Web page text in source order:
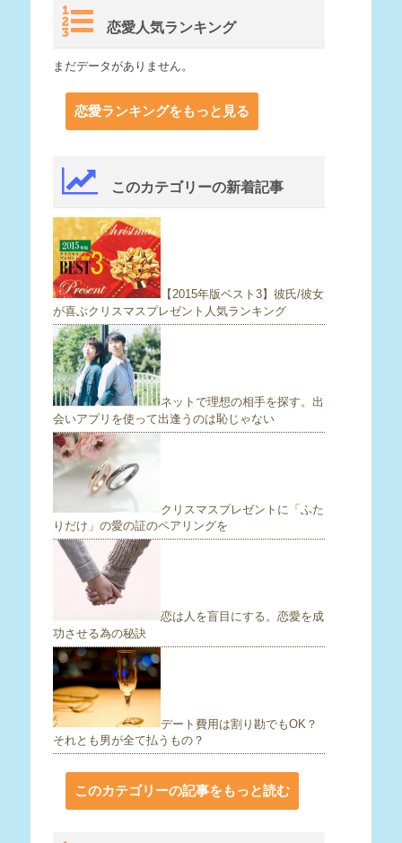
恋愛人気ランキング
まだデータがありません。
恋愛ランキングをもっと見る
このカテゴリーの新着記事
【2015年版ベスト3】彼氏/彼女
が喜ぶクリスマスプレゼント人気ランキング
ネットで理想の相手を探す。出
会いアプリを使って出逢うのは恥じゃない
クリスマスプレゼントに「ふた
りだけ」の愛の証のペアリングを
恋は人を盲目にする。恋愛を成
功させる為の秘訣
デート費用は割り勘でもOK？
それとも男が全て払うもの？
このカテゴリーの記事をもっと読む